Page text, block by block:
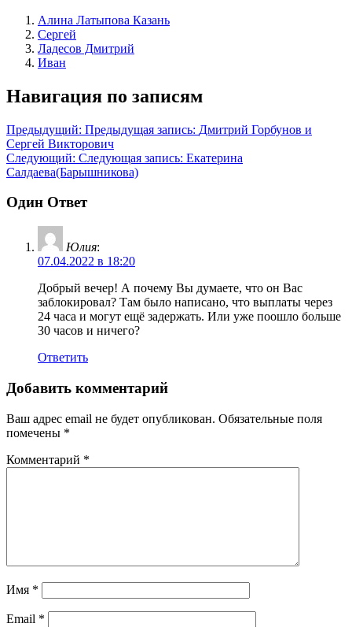
Алина Латыпова Казань
Сергей
Ладесов Дмитрий
Иван
Навигация по записям
Предыдущий: Предыдущая запись: Дмитрий Горбунов и
Сергей Викторович
Следующий: Следующая запись: Екатерина
Салдаева(Барышникова)
Один Ответ
Юлия:
07.04.2022 в 18:20
Добрый вечер! А почему Вы думаете, что он Вас
заблокировал? Там было написано, что выплаты через
24 часа и могут ещё задержать. Или уже поошло больше
30 часов и ничего?
Ответить
Добавить комментарий
Ваш адрес email не будет опубликован. Обязательные поля
помечены *
Комментарий *
Имя *
Email *